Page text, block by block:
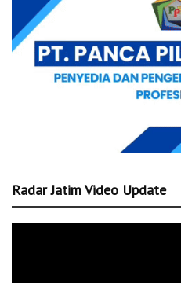
Radar Jatim Video Update